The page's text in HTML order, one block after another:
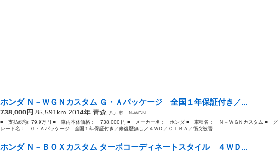
ホンダ Ｎ－ＷＧＮカスタム Ｇ・Ａパッケージ 全国１年保証付き／...
738,000円 85,591km 2014年 青森 八戸市
N-WGN
■ 支払総額: 79.9万円 ■ 車両本体価格： 738,000 円 ■ メーカー名： ホンダ ■ 車種名： Ｎ－ＷＧＮカスタム ■ グ
レード名： Ｇ・Ａパッケージ 全国１年保証付き／修復歴無し／４ＷＤ／ＣＴＢＡ／衝突被害...
ホンダ Ｎ－ＢＯＸカスタム ターボコーディネートスタイル ４ＷＤ...